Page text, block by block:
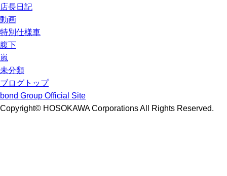
店長日記
動画
特別仕様車
腹下
嵐
未分類
ブログトップ
bond Group Official Site
Copyright© HOSOKAWA Corporations All Rights Reserved.